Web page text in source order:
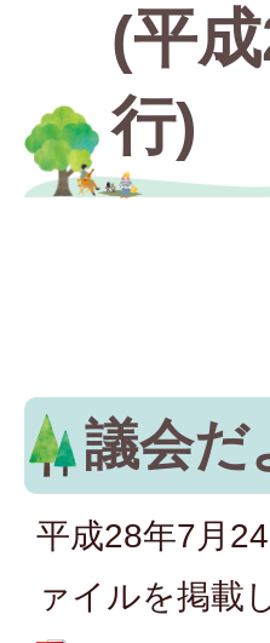
(平
行)
議会だ
平成28年7月
ァイルを掲載